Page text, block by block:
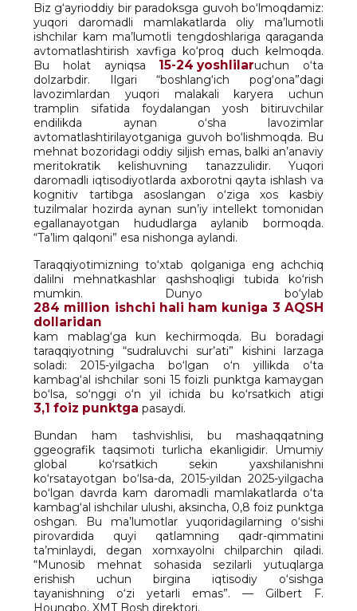
Biz g‘ayrioddiy bir paradoksga guvoh bo‘lmoqdamiz:
yuqori daromadli mamlakatlarda oliy ma’lumotli
ishchilar kam ma’lumotli tengdoshlariga qaraganda
avtomatlashtirish xavfiga ko‘proq duch kelmoqda.
Bu holat ayniqsa 15-24 yoshlilaruchun o‘ta
dolzarbdir. Ilgari “boshlang‘ich pog‘ona”dagi
lavozimlardan yuqori malakali karyera uchun
tramplin sifatida foydalangan yosh bitiruvchilar
endilikda aynan o‘sha lavozimlar
avtomatlashtirilayotganiga guvoh bo‘lishmoqda. Bu
mehnat bozoridagi oddiy siljish emas, balki an’anaviy
meritokratik kelishuvning tanazzulidir. Yuqori
daromadli iqtisodiyotlarda axborotni qayta ishlash va
kognitiv tartibga asoslangan o‘ziga xos kasbiy
tuzilmalar hozirda aynan sun’iy intellekt tomonidan
egallanayotgan hududlarga aylanib bormoqda.
“Ta’lim qalqoni” esa nishonga aylandi.
Taraqqiyotimizning to‘xtab qolganiga eng achchiq
dalilni mehnatkashlar qashshoqligi tubida ko‘rish
mumkin. Dunyo bo‘ylab
284 million ishchi hali ham kuniga 3 AQSH
dollaridan
kam mablag‘ga kun kechirmoqda. Bu boradagi
taraqqiyotning “sudraluvchi sur’ati” kishini larzaga
soladi: 2015-yilgacha bo‘lgan o‘n yillikda o‘ta
kambag‘al ishchilar soni 15 foizli punktga kamaygan
bo‘lsa, so‘nggi o‘n yil ichida bu ko‘rsatkich atigi
3,1 foiz punktga pasaydi.
Bundan ham tashvishlisi, bu mashaqqatning
ggeografik taqsimoti turlicha ekanligidir. Umumiy
global ko‘rsatkich sekin yaxshilanishni
ko‘rsatayotgan bo‘lsa-da, 2015-yildan 2025-yilgacha
bo‘lgan davrda kam daromadli mamlakatlarda o‘ta
kambag‘al ishchilar ulushi, aksincha, 0,8 foiz punktga
oshgan. Bu ma’lumotlar yuqoridagilarning o‘sishi
pirovardida quyi qatlamning qadr-qimmatini
ta’minlaydi, degan xomxayolni chilparchin qiladi.
“Munosib mehnat sohasida sezilarli yutuqlarga
erishish uchun birgina iqtisodiy o‘sishga
tayanishning o‘zi yetarli emas”. — Gilbert F.
Houngbo, XMT Bosh direktori.